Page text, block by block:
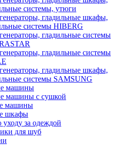
системы, утюги
гладильные шкафы,
системы HIBERG
гладильные системы
гладильные системы
гладильные шкафы,
системы SAMSUNG
машины
машины с сушкой
машины
шкафы
за одеждой
для шуб